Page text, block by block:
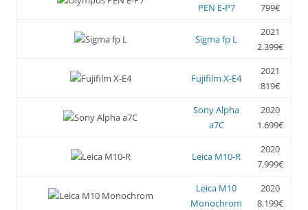
PEN E-P7
799€
Sigma fp L
2021
2.399€
Fujifilm X-E4
2021
819€
Sony Alpha
a7C
2020
1.699€
Leica M10-R
2020
7.999€
Leica M10
Monochrom
2020
8.199€